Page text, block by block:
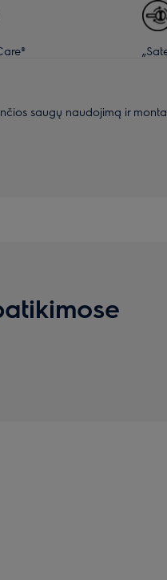
saugų naudojimą ir